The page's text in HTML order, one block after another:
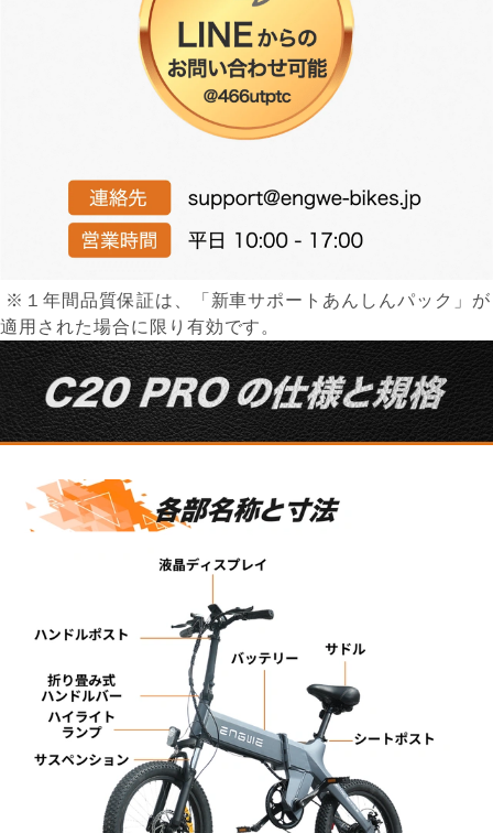
※１年間品質保証は、「新車サポートあんしんパック」が
適用された場合に限り有効です。